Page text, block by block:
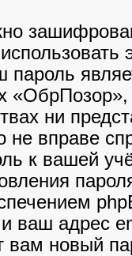
пароль
«ОбрПозор»,
ни
не вправе
к вашей
ваш адрес
вам новый